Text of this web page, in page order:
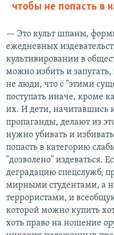
чтобы не попасть в
— Это культ шпаны,
ежедневных
культивировании в
можно избить и запугать,
не люди, что с "этими
поступать иначе, кроме
их. И дети, начитавшись
пропаганды, делают из
нужно убивать и
попасть в категорию
"дозволено" издеваться.
деградацию спецслужб,
мирными студентами, а
террористами, и
которой можно купить
хоть право на ношение